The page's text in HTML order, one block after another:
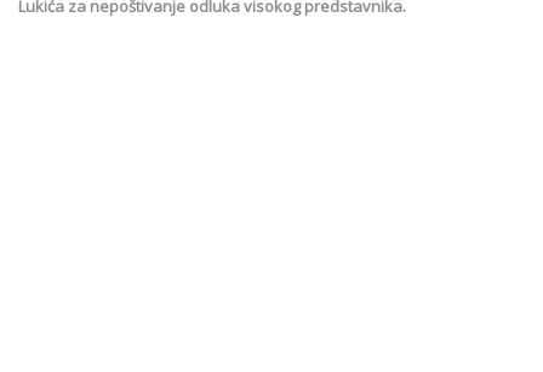
Lukića za nepoštivanje odluka visokog predstavnika.